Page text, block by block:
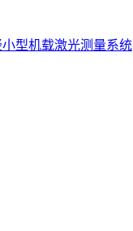
小型机载激光测量系统